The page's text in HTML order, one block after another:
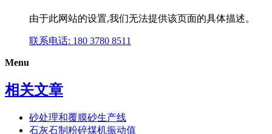
由于此网站的设置,我们无法提供该页面的具体描述。
联系电话: 180 3780 8511
Menu
相关文章
砂处理和覆膜砂生产线
石灰石制粉碎煤机振动值